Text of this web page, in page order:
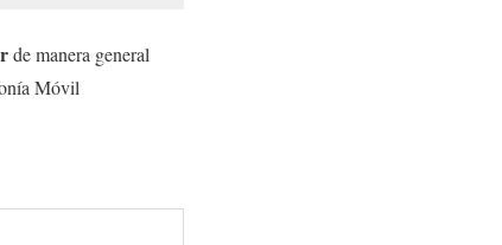
de manera general
Móvil